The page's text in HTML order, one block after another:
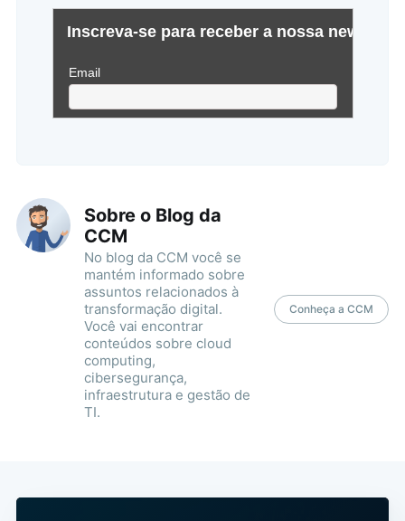
Sobre o Blog da
CCM
No blog da CCM você se
mantém informado sobre
assuntos relacionados à
transformação digital.
Você vai encontrar
conteúdos sobre cloud
computing,
cibersegurança,
infraestrutura e gestão de
TI.
Conheça a CCM